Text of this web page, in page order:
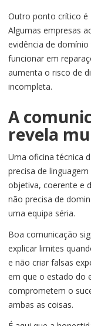
Outro ponto crítico é
Algumas empresas
evidência de
funcionar em
aumenta o risco de
incompleta.
A
revela
Uma oficina técnica
precisa de
objetiva, coerente e
não precisa de
uma equipa séria.
Boa comunicação
explicar limites
e não criar falsas
em que o estado do
comprometem o
ambas as coisas.